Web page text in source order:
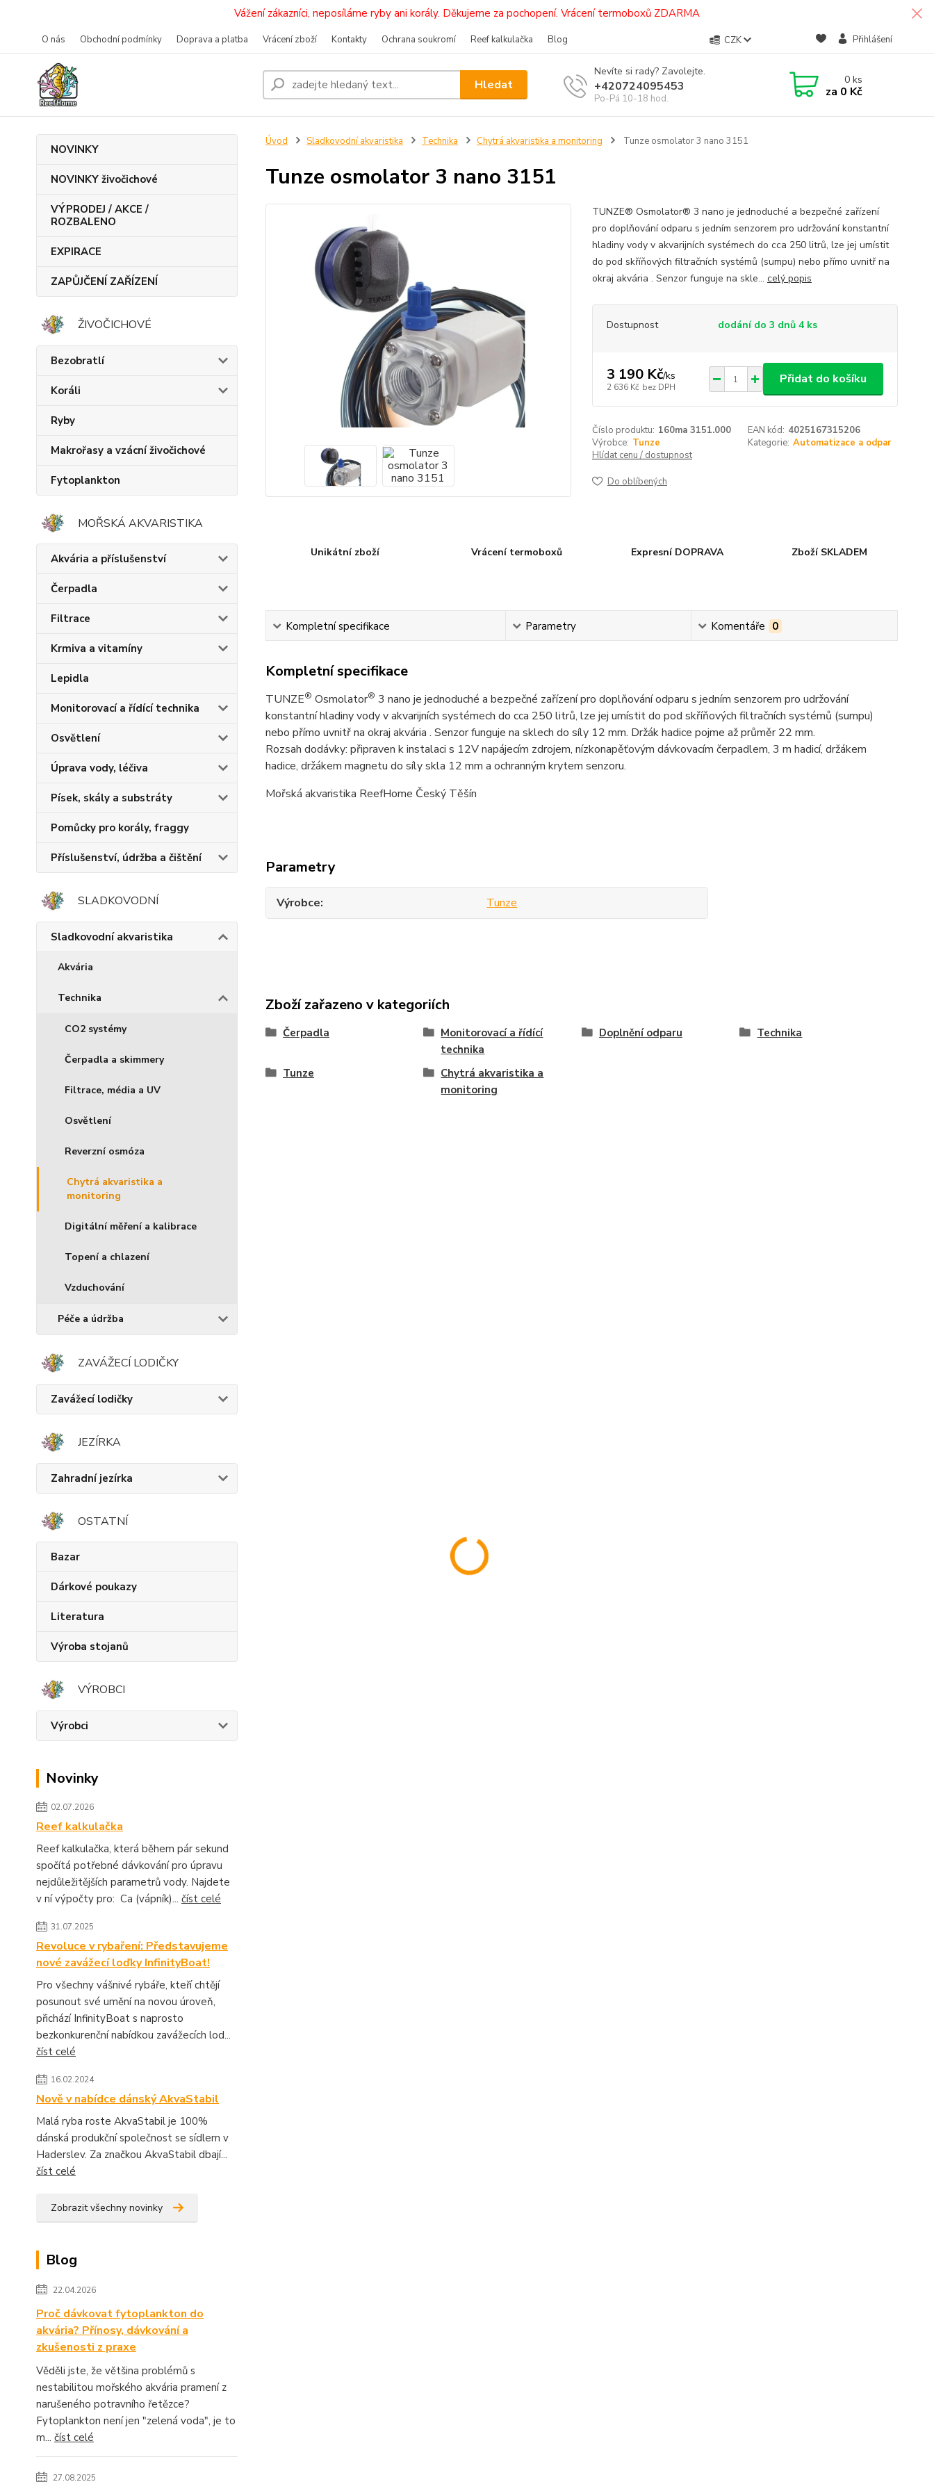
Vážení zákazníci, neposíláme ryby ani korály. Děkujeme za pochopení. Vrácení termoboxů ZDARMA
O nás Obchodní podmínky Doprava a platba Vrácení zboží Kontakty Ochrana soukromí Reef kalkulačka Blog CZK Přihlášení
Hledat
Nevíte si rady? Zavolejte.
+420724095453
Po-Pá 10-18 hod.
0ks
za 0 Kč
NOVINKY
NOVINKY živočichové
VÝPRODEJ / AKCE /
ROZBALENO
EXPIRACE
ZAPŮJČENÍ ZAŘÍZENÍ
ŽIVOČICHOVÉ
Bezobratlí
Koráli
Ryby
Makrořasy a vzácní živočichové
Fytoplankton
MOŘSKÁ AKVARISTIKA
Akvária a příslušenství
Čerpadla
Filtrace
Krmiva a vitamíny
Lepidla
Monitorovací a řídící technika
Osvětlení
Úprava vody, léčiva
Písek, skály a substráty
Pomůcky pro korály, fraggy
Příslušenství, údržba a čištění
SLADKOVODNÍ
Sladkovodní akvaristika
Akvária
Technika
CO2 systémy
Čerpadla a skimmery
Filtrace, média a UV
Osvětlení
Reverzní osmóza
Chytrá akvaristika a
monitoring
Digitální měření a kalibrace
Topení a chlazení
Vzduchování
Péče a údržba
ZAVÁŽECÍ LODIČKY
Zavážecí lodičky
JEZÍRKA
Zahradní jezírka
OSTATNÍ
Bazar
Dárkové poukazy
Literatura
Výroba stojanů
VÝROBCI
Výrobci
Novinky
02.07.2026
Reef kalkulačka
Reef kalkulačka, která během pár sekund
spočítá potřebné dávkování pro úpravu
nejdůležitějších parametrů vody. Najdete
v ní výpočty pro: Ca (vápník)... číst celé
31.07.2025
Revoluce v rybaření: Představujeme
nové zavážecí loďky InfinityBoat!
Pro všechny vášnivé rybáře, kteří chtějí
posunout své umění na novou úroveň,
přichází InfinityBoat s naprosto
bezkonkurenční nabídkou zavážecích lod...
číst celé
16.02.2024
Nově v nabídce dánský AkvaStabil
Malá ryba roste AkvaStabil je 100%
dánská produkční společnost se sídlem v
Haderslev. Za značkou AkvaStabil dbají...
číst celé
Zobrazit všechny novinky
Blog
22.04.2026
Proč dávkovat fytoplankton do
akvária? Přínosy, dávkování a
zkušenosti z praxe
Věděli jste, že většina problémů s
nestabilitou mořského akvária pramení z
narušeného potravního řetězce?
Fytoplankton není jen "zelená voda", je to
m... číst celé
27.08.2025
Úvod Sladkovodní akvaristika Technika Chytrá akvaristika a monitoring Tunze osmolator 3 nano 3151
Tunze osmolator 3 nano 3151
TUNZE® Osmolator® 3 nano je jednoduché a bezpečné zařízení
pro doplňování odparu s jedním senzorem pro udržování konstantní
hladiny vody v akvarijních systémech do cca 250 litrů, lze jej umístit
do pod skříňových filtračních systémů (sumpu) nebo přímo uvnitř na
okraj akvária . Senzor funguje na skle... celý popis
Dostupnost dodání do 3 dnů 4 ks
3 190 Kč/ks
2 636 Kč bez DPH
Přidat do košíku
Číslo produktu: 160ma 3151.000 EAN kód: 4025167315206
Výrobce: Tunze Kategorie: Automatizace a odpar
Hlídat cenu / dostupnost
Do oblíbených
Unikátní zboží Vrácení termoboxů Expresní DOPRAVA Zboží SKLADEM
Kompletní specifikace Parametry Komentáře 0
Kompletní specifikace
TUNZE® Osmolator® 3 nano je jednoduché a bezpečné zařízení pro doplňování odparu s jedním senzorem pro udržování
konstantní hladiny vody v akvarijních systémech do cca 250 litrů, lze jej umístit do pod skříňových filtračních systémů (sumpu)
nebo přímo uvnitř na okraj akvária . Senzor funguje na sklech do síly 12 mm. Držák hadice pojme až průměr 22 mm.
Rozsah dodávky: připraven k instalaci s 12V napájecím zdrojem, nízkonapěťovým dávkovacím čerpadlem, 3 m hadicí, držákem
hadice, držákem magnetu do síly skla 12 mm a ochranným krytem senzoru.
Mořská akvaristika ReefHome Český Těšín
Parametry
Výrobce Tunze
Zboží zařazeno v kategoriích
Čerpadla
Monitorovací a řídící
technika
Doplnění odparu Technika
Tunze
Chytrá akvaristika a
monitoring